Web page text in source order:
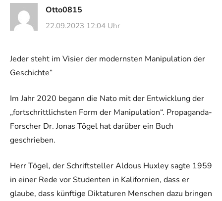
Otto0815
22.09.2023 12:04 Uhr
Jeder steht im Visier der modernsten Manipulation der
Geschichte“
Im Jahr 2020 begann die Nato mit der Entwicklung der
„fortschrittlichsten Form der Manipulation“. Propaganda-
Forscher Dr. Jonas Tögel hat darüber ein Buch
geschrieben.
Herr Tögel, der Schriftsteller Aldous Huxley sagte 1959
in einer Rede vor Studenten in Kalifornien, dass er
glaube, dass künftige Diktaturen Menschen dazu bringen